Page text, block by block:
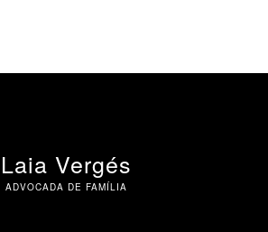
Laia Vergés
ADVOCADA DE FAMÍLIA